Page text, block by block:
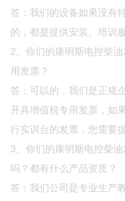
答：我们的设备如果没有
的，都是提供安装、培训
2、你们的康明斯电控柴
用发票？
答：可以的，我们是正规
开具增值税专用发票，如
行实训台的发票，您需要
3、你们的康明斯电控柴
吗？都有什么产品资质？
答：我们公司是专业生产